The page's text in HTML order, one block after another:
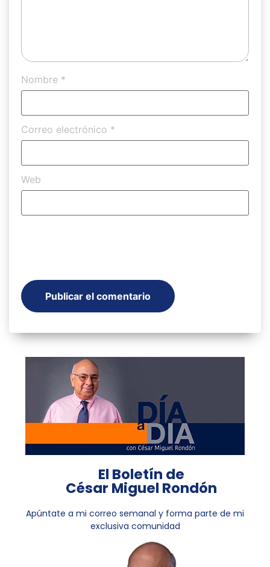
Nombre *
Correo electrónico *
Web
El Boletín de
César Miguel Rondón
Apúntate a mi correo semanal y forma parte de mi
exclusiva comunidad